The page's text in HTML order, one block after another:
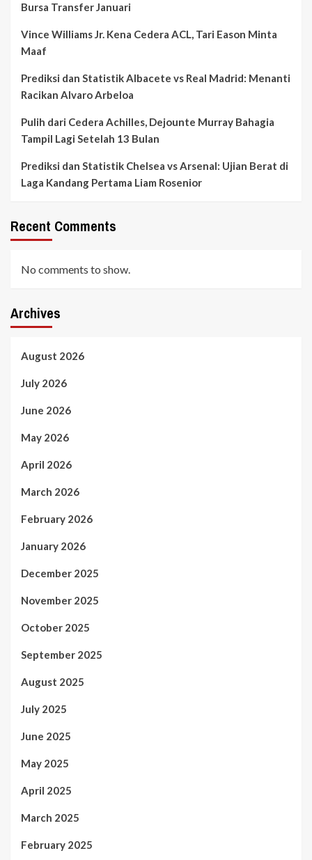
Bursa Transfer Januari
Vince Williams Jr. Kena Cedera ACL, Tari Eason Minta
Maaf
Prediksi dan Statistik Albacete vs Real Madrid: Menanti
Racikan Alvaro Arbeloa
Pulih dari Cedera Achilles, Dejounte Murray Bahagia
Tampil Lagi Setelah 13 Bulan
Prediksi dan Statistik Chelsea vs Arsenal: Ujian Berat di
Laga Kandang Pertama Liam Rosenior
Recent Comments
No comments to show.
Archives
August 2026
July 2026
June 2026
May 2026
April 2026
March 2026
February 2026
January 2026
December 2025
November 2025
October 2025
September 2025
August 2025
July 2025
June 2025
May 2025
April 2025
March 2025
February 2025